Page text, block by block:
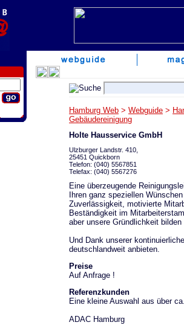
Hamburg Web > Webguide >
Gebäudereinigung
Holte Hausservice GmbH
Ulzburger Landstr. 410,
25451 Quickborn
Telefon: (040) 5567851
Telefax: (040) 5567276
Eine überzeugende
Ihren ganz speziellen
Zuverlässigkeit, motivierte
Beständigkeit im
aber unsere Gründlichkeit
Und Dank unserer
deutschlandweit anbieten.
Preise
Auf Anfrage !
Referenzkunden
Eine kleine Auswahl aus über
ADAC Hamburg